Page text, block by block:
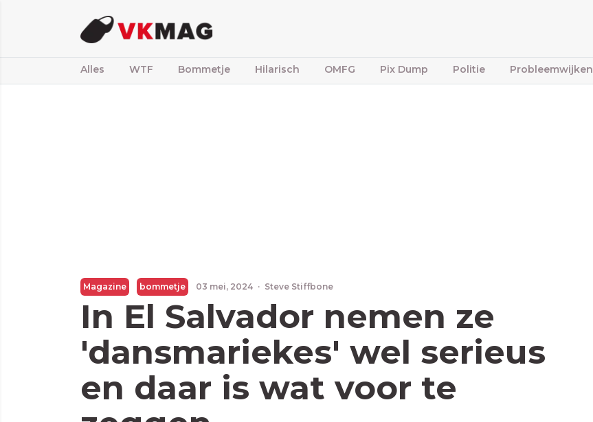
Alles WTF Bommetje Hilarisch OMFG Pix Dump Politie Probleemwijken
Magazine bommetje 03 mei, 2024 · Steve Stiffbone
In El Salvador nemen ze
'dansmariekes' wel serieus
en daar is wat voor te